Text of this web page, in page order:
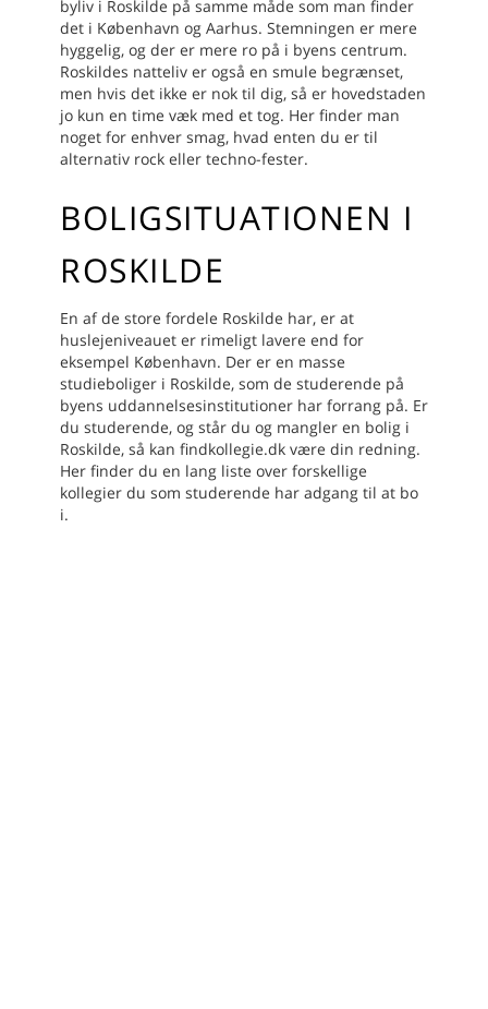
byliv i Roskilde på samme måde som man finder
det i København og Aarhus. Stemningen er mere
hyggelig, og der er mere ro på i byens centrum.
Roskildes natteliv er også en smule begrænset,
men hvis det ikke er nok til dig, så er hovedstaden
jo kun en time væk med et tog. Her finder man
noget for enhver smag, hvad enten du er til
alternativ rock eller techno-fester.
BOLIGSITUATIONEN I
ROSKILDE
En af de store fordele Roskilde har, er at
huslejeniveauet er rimeligt lavere end for
eksempel København. Der er en masse
studieboliger i Roskilde, som de studerende på
byens uddannelsesinstitutioner har forrang på. Er
du studerende, og står du og mangler en bolig i
Roskilde, så kan findkollegie.dk være din redning.
Her finder du en lang liste over forskellige
kollegier du som studerende har adgang til at bo
i.